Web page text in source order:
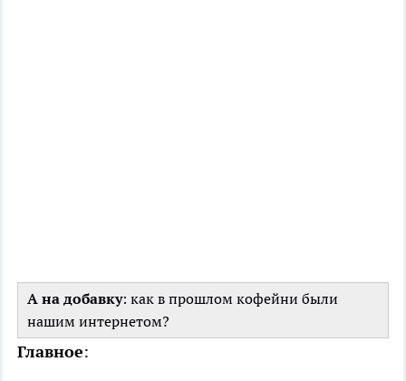
А на добавку: как в прошлом кофейни были
нашим интернетом?
Главное: